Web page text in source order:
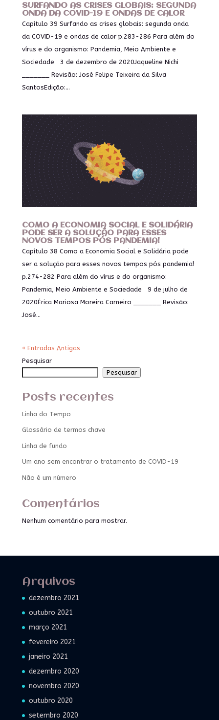
SURFANDO AS CRISES GLOBAIS: SEGUNDA
ONDA DA COVID-19 E ONDAS DE CALOR
Capítulo 39 Surfando as crises globais: segunda onda
da COVID-19 e ondas de calor p.283-286 Para além do
vírus e do organismo: Pandemia, Meio Ambiente e
Sociedade 3 de dezembro de 2020Jaqueline Nichi
_______ Revisão: José Felipe Teixeira da Silva
SantosEdição:...
COMO A ECONOMIA SOCIAL E SOLIDÁRIA
PODE SER A SOLUÇÃO PARA ESSES
NOVOS TEMPOS PÓS PANDEMIA!
Capítulo 38 Como a Economia Social e Solidária pode
ser a solução para esses novos tempos pós pandemia!
p.274-282 Para além do vírus e do organismo:
Pandemia, Meio Ambiente e Sociedade 9 de julho de
2020Érica Mariosa Moreira Carneiro _______ Revisão:
José...
« Entradas Antigas
Pesquisar
Pesquisar
Posts recentes
Linha do Tempo
Glossário de termos chave
Linha de fundo
Um ano sem encontrar o tratamento de COVID-19
Não é um número
Comentários
Nenhum comentário para mostrar.
Arquivos
dezembro 2021
outubro 2021
março 2021
fevereiro 2021
janeiro 2021
dezembro 2020
novembro 2020
outubro 2020
setembro 2020